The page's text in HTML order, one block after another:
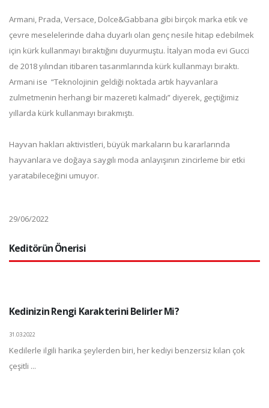
Armani, Prada, Versace, Dolce&Gabbana gibi birçok marka etik ve
çevre meselelerinde daha duyarlı olan genç nesile hitap edebilmek
için kürk kullanmayı bıraktığını duyurmuştu. İtalyan moda evi Gucci
de 2018 yılından itibaren tasarımlarında kürk kullanmayı bıraktı.
Armani ise “Teknolojinin geldiği noktada artık hayvanlara
zulmetmenin herhangi bir mazereti kalmadı” diyerek, geçtiğimiz
yıllarda kürk kullanmayı bırakmıştı.
Hayvan hakları aktivistleri, büyük markaların bu kararlarında
hayvanlara ve doğaya saygılı moda anlayışının zincirleme bir etki
yaratabileceğini umuyor.
29/06/2022
Keditörün Önerisi
Kedinizin Rengi Karakterini Belirler Mi?
31.03.2022
Kedilerle ilgili harika şeylerden biri, her kediyi benzersiz kılan çok
çeşitli ...